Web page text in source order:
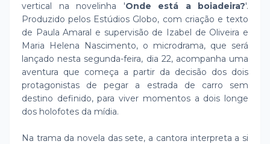
vertical na novelinha 'Onde está a boiadeira?'.
Produzido pelos Estúdios Globo, com criação e texto
de Paula Amaral e supervisão de Izabel de Oliveira e
Maria Helena Nascimento, o microdrama, que será
lançado nesta segunda-feira, dia 22, acompanha uma
aventura que começa a partir da decisão dos dois
protagonistas de pegar a estrada de carro sem
destino definido, para viver momentos a dois longe
dos holofotes da mídia.
Na trama da novela das sete, a cantora interpreta a si